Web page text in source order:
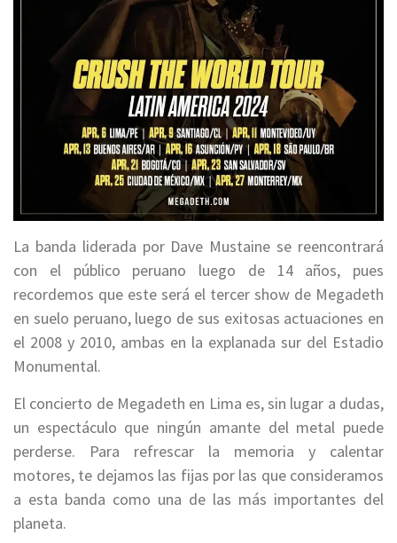
La banda liderada por Dave Mustaine se reencontrará
con el público peruano luego de 14 años, pues
recordemos que este será el tercer show de Megadeth
en suelo peruano, luego de sus exitosas actuaciones en
el 2008 y 2010, ambas en la explanada sur del Estadio
Monumental.
El concierto de Megadeth en Lima es, sin lugar a dudas,
un espectáculo que ningún amante del metal puede
perderse. Para refrescar la memoria y calentar
motores, te dejamos las fijas por las que consideramos
a esta banda como una de las más importantes del
planeta.